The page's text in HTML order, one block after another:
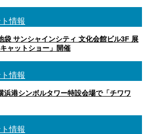
情報
袋 サンシャインシティ 文化会館ビル3F 展
ャットショー」開催
情報
浜港シンボルタワー特設会場で「チワワ
情報